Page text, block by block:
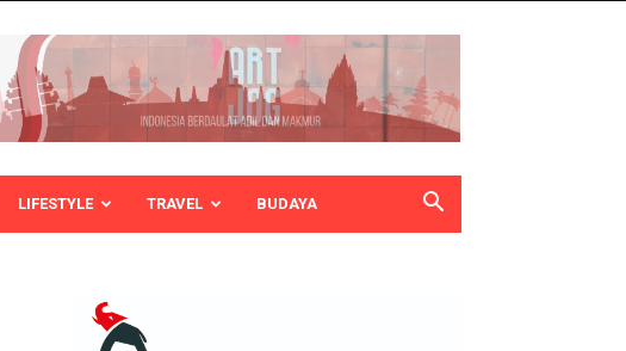
LIFESTYLE TRAVEL BUDAYA